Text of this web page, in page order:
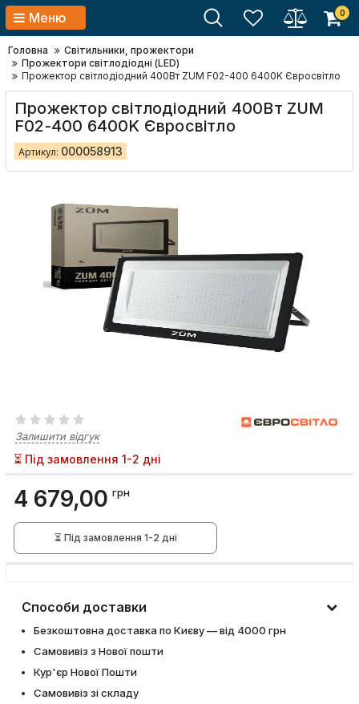
Меню 0
Головна
Світильники, прожектори
Прожектори світлодіодні (LED)
Прожектор світлодіодний 400Вт ZUM F02-400 6400K Євросвітло
Прожектор світлодіодний 400Вт ZUM
F02-400 6400K Євросвітло
Артикул: 000058913
Залишити відгук
⏳ Під замовлення 1-2 дні
4 679,00 грн
⏳ Під замовлення 1-2 дні
Способи доставки
Безкоштовна доставка по Києву — від 4000 грн
Самовивіз з Нової пошти
Кур'єр Нової Пошти
Самовивіз зі складу